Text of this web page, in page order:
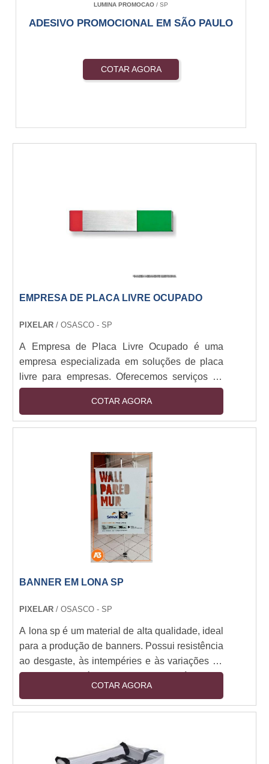
LUMINA PROMOCAO / SP
ADESIVO PROMOCIONAL EM SÃO PAULO
COTAR AGORA
EMPRESA DE PLACA LIVRE OCUPADO
PIXELAR/ OSASCO - SP
A Empresa de Placa Livre Ocupado é uma
empresa especializada em soluções de placa
livre para empresas. Oferecemos serviços de
placa livre para empresas de todos os
tamanhos, desde pequenas empresas até
grandes corporações. Nossa equipe de
para garantir que nossos clientes obtenham o
melhor serviço possível. Nossos serviços
incluem a criação de placas livres, a instalação
de placas livres, a manutenção de placas livres
e a gestão de placas livres. Além disso,
oferecemos serviços de consultoria para ajudar
nossos clientes a tomar as melhores decisões
para suas necessidades de placa livre. Se você
para sua empresa, entre em contato conosco
COTAR AGORA
BANNER EM LONA SP
PIXELAR/ OSASCO - SP
A lona sp é um material de alta qualidade, ideal
para a produção de banners. Possui resistência
ao desgaste, às intempéries e às variações de
temperatura, além de ser leve e flexível. Seu
acabamento é perfeito para a impressão de
imagens e textos, garantindo a qualidade e
promoções, campanhas publicitárias e muito
COTAR AGORA